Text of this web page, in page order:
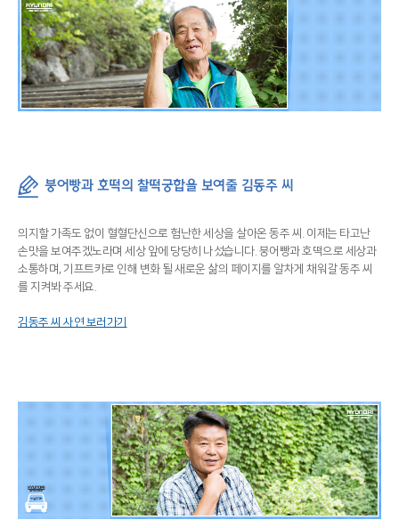
붕어빵과 호떡의 찰떡궁합을 보여줄 김동주 씨
의지할 가족도 없이 혈혈단신으로 험난한 세상을 살아온 동주 씨. 이제는 타고난
손맛을 보여주겠노라며 세상 앞에 당당히 나섰습니다. 붕어빵과 호떡으로 세상과
소통하며, 기프트카로 인해 변화 될 새로운 삶의 페이지를 알차게 채워갈 동주 씨
를 지켜봐 주세요.
김동주 씨 사연 보러가기